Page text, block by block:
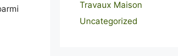
Travaux Maison
Uncategorized